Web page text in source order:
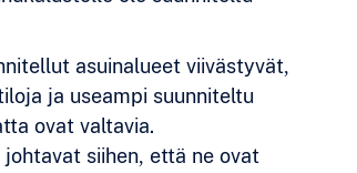
asuinalueet viivästyvät,
ja useampi suunniteltu
ovat valtavia.
siihen, että ne ovat